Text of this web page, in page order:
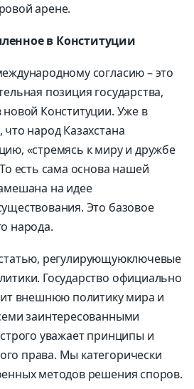
арене.
в Конституции
согласию – это
позиция государства,
новой Конституции. Уже в
что народ Казахстана
«стремясь к миру и дружбе
есть сама основа нашей
на идее
Это базовое
народа.
, регулирующуюключевые
Государство официально
внешнюю политику мира и
заинтересованными
уважает принципы и
права. Мы категорически
методов решения споров.